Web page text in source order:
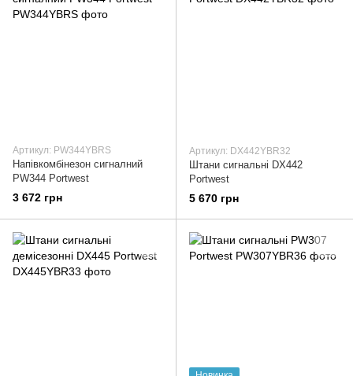
Артикул: PW344YBRS
Напівкомбінезон сигналний
PW344 Portwest
3 672 грн
Артикул: DX442YBR32
Штани сигнальні DX442
Portwest
5 670 грн